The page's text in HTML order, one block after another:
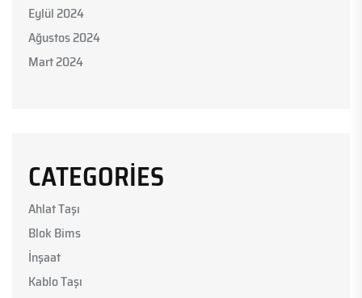
Eylül 2024
Ağustos 2024
Mart 2024
CATEGORIES
Ahlat Taşı
Blok Bims
İnşaat
Kablo Taşı